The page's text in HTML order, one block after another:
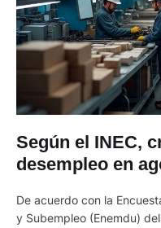
Según el INEC,
desempleo en
De acuerdo con la
y Subempleo (Enemdu)